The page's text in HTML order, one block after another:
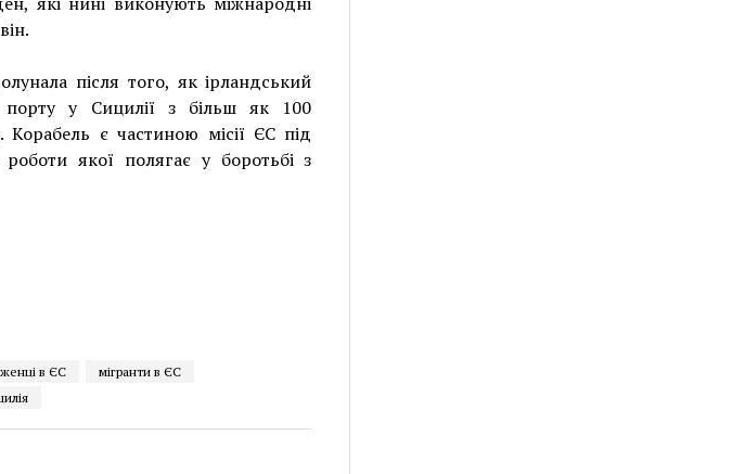
після того, як ірландський
у Сицилії з більш як 100
є частиною місії ЄС під
якої полягає у боротьбі з
в ЄС
мігранти в ЄС